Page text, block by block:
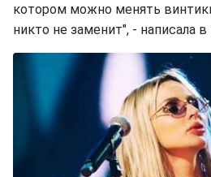
котором можно менять
никто не заменит", - написала